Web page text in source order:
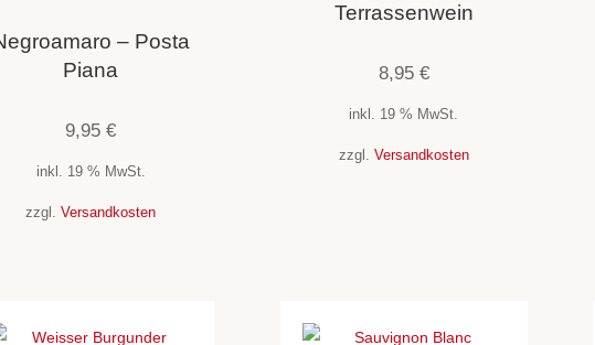
– Posta
Piana
9,95€
inkl. 19 % MwSt.
zzgl.Versandkosten
Terrassenwein
8,95 €
inkl. 19 % MwSt.
zzgl. Versandkosten